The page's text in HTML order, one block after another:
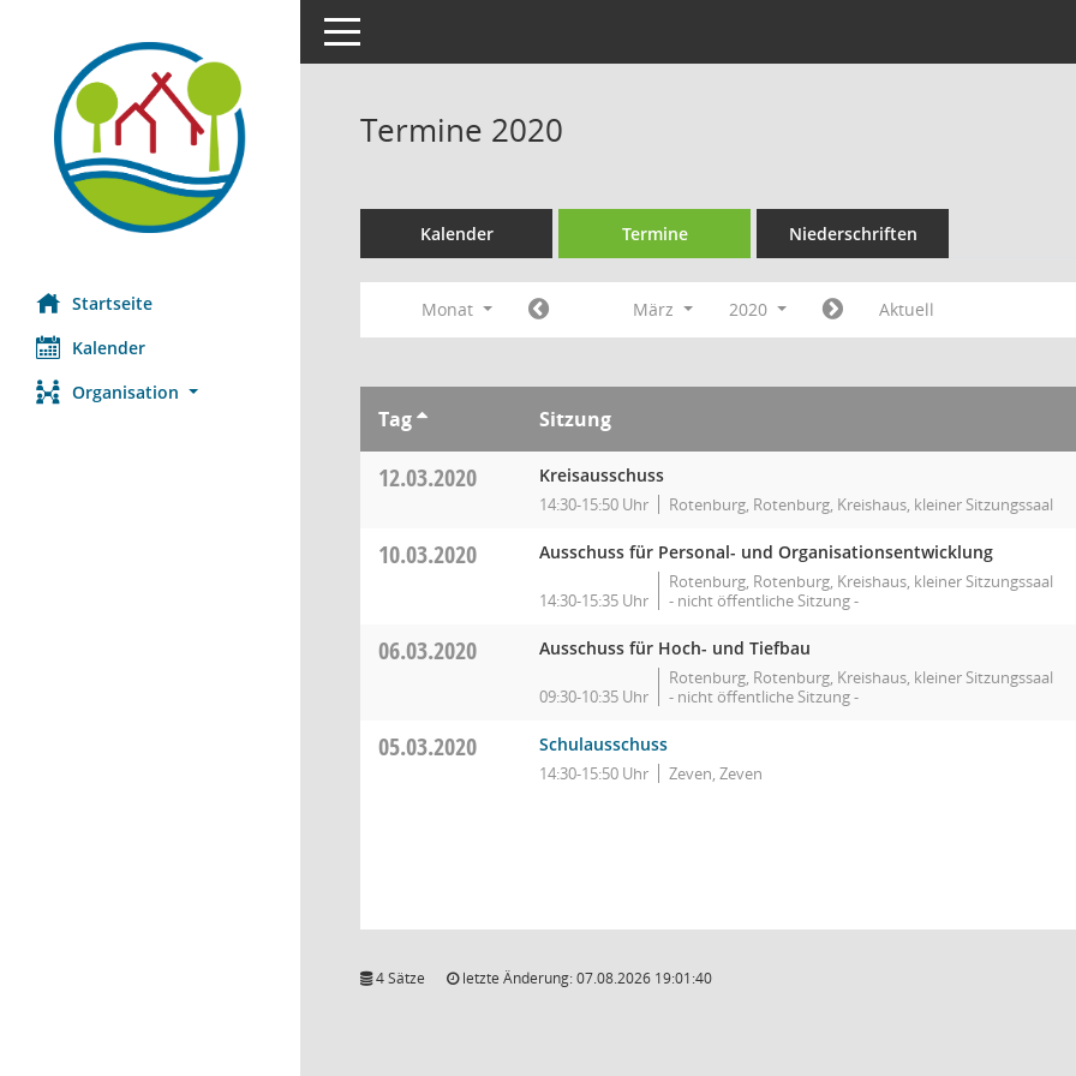
Startseite
Kalender
Organisation
Toggle navigation
Termine 2020
Kalender Termine Niederschriften
Monat März 2020 Aktuell
Tag Sitzung
12.03.2020 Kreisausschuss
14:30-15:50 Uhr Rotenburg, Rotenburg, Kreishaus, kleiner Sitzungssaal
10.03.2020 Ausschuss für Personal- und Organisationsentwicklung
14:30-15:35 Uhr
Rotenburg, Rotenburg, Kreishaus, kleiner Sitzungssaal
- nicht öffentliche Sitzung -
06.03.2020 Ausschuss für Hoch- und Tiefbau
09:30-10:35 Uhr
Rotenburg, Rotenburg, Kreishaus, kleiner Sitzungssaal
- nicht öffentliche Sitzung -
05.03.2020 Schulausschuss
14:30-15:50 Uhr Zeven, Zeven
4 Sätze letzte Änderung: 07.08.2026 19:01:40